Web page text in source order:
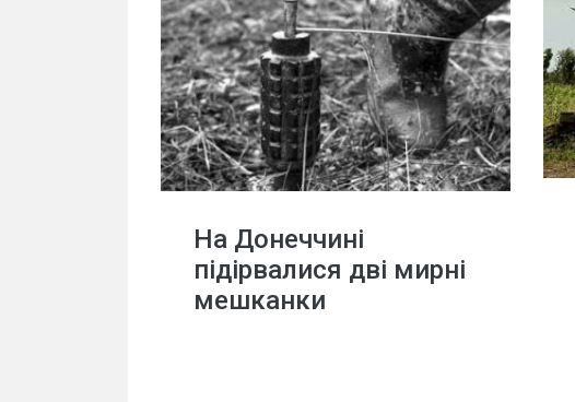
На Донеччині
підірвалися дві мирні
мешканки